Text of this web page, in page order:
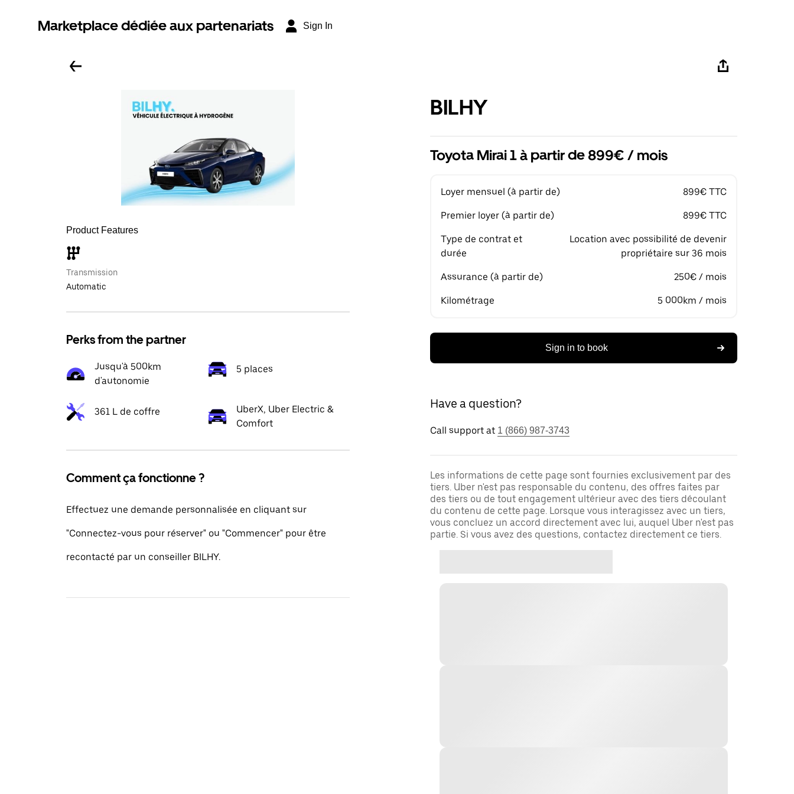
Marketplace dédiée aux partenariats Sign In
Product Features
Transmission
Automatic
Perks from the partner
Jusqu'à 500km
d'autonomie
5 places
361 L de coffre
UberX, Uber Electric &
Comfort
Comment ça fonctionne ?
Effectuez une demande personnalisée en cliquant sur
"Connectez-vous pour réserver" ou "Commencer" pour être
recontacté par un conseiller BILHY.
BILHY
Toyota Mirai 1 à partir de 899€ / mois
Loyer mensuel (à partir de) 899€ TTC
Premier loyer (à partir de) 899€ TTC
Type de contrat et
durée
Location avec possibilité de devenir
propriétaire sur 36 mois
Assurance (à partir de) 250€ / mois
Kilométrage 5 000km / mois
Sign in to book
Have a question?
Call support at 1 (866) 987-3743
Les informations de cette page sont fournies exclusivement par des
tiers. Uber n'est pas responsable du contenu, des offres faites par
des tiers ou de tout engagement ultérieur avec des tiers découlant
du contenu de cette page. Lorsque vous interagissez avec un tiers,
vous concluez un accord directement avec lui, auquel Uber n'est pas
partie. Si vous avez des questions, contactez directement ce tiers.